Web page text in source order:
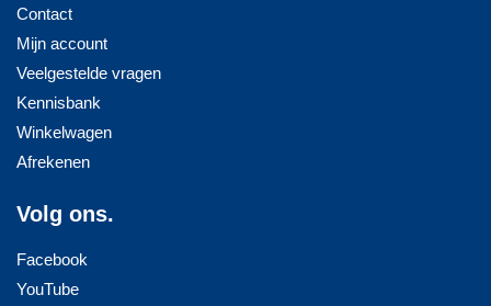
Contact
Mijn account
Veelgestelde vragen
Kennisbank
Winkelwagen
Afrekenen
Volg ons.
Facebook
YouTube